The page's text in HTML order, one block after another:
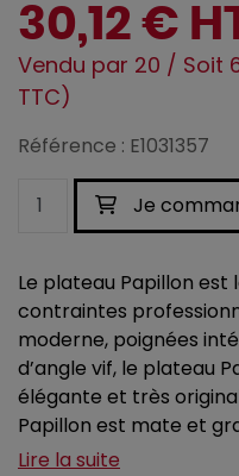
30,12 €
Vendu par 20 / Soit
TTC)
Référence : E1031357
Je
Le plateau Papillon
contraintes
moderne, poignées
d’angle vif, le plateau
élégante et très
Papillon est mate et
Lire la suite